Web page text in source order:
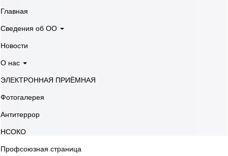
Главная
Сведения об ОО
Новости
О нас
ЭЛЕКТРОННАЯ ПРИЁМНАЯ
Фотогалерея
Антитеррор
НСОКО
Профсоюзная страница